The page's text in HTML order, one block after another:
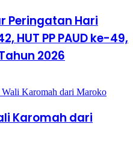
Peringatan Hari
HUT PP PAUD ke-49,
2026
Karomah dari